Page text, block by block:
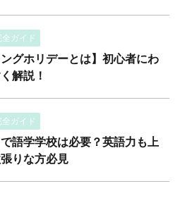
ガイド
ングホリデーとは】初心者にわ
解説！
ガイド
語学学校は必要？英語力も上
りな方必見